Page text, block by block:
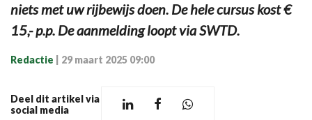
niets met uw rijbewijs doen. De hele cursus kost €
15,- p.p. De aanmelding loopt via SWTD.
Redactie 29 maart 2025 09:00
Deel dit artikel via
social media